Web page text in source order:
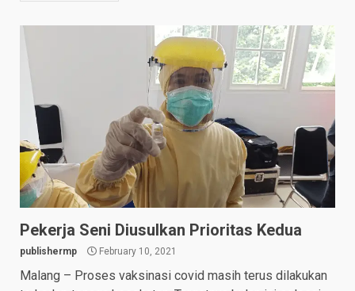
Pekerja Seni Diusulkan Prioritas Kedua
publishermp February 10, 2021
Malang – Proses vaksinasi covid masih terus dilakukan